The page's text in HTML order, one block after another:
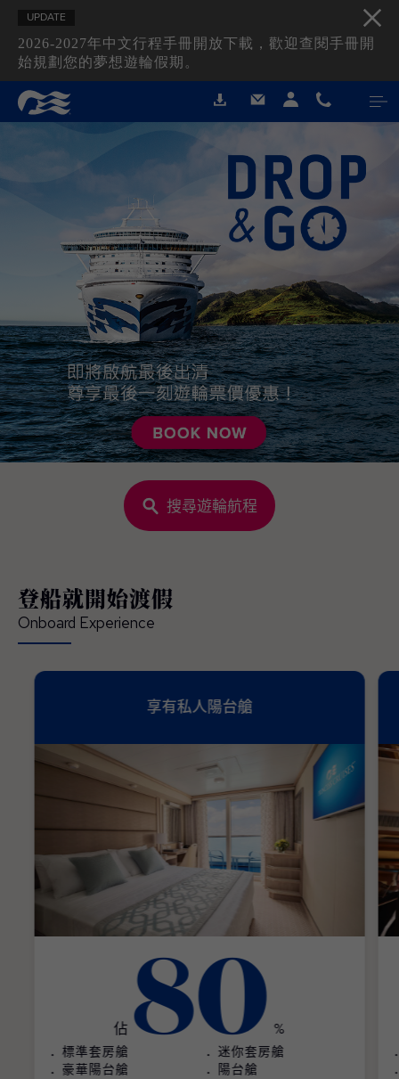
UPDATE
2026-2027年中文行程手冊開放下載，歡迎查閱手冊開
始規劃您的夢想遊輪假期。
搜尋遊輪航程
登船就開始渡假
Onboard Experience
享有私人陽台艙
佔 80 %
標準套房艙
迷你套房艙
豪華陽台艙
陽台艙